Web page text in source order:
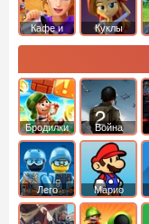
Кафе и
Куклы
Бродилки Война
Лего Марио